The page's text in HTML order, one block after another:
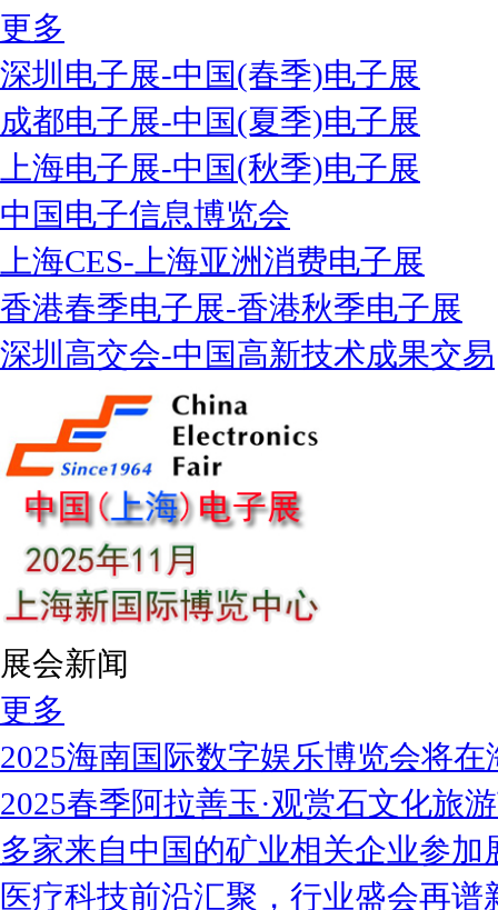
更多
深圳电子展-中国(春季)电子展
成都电子展-中国(夏季)电子展
上海电子展-中国(秋季)电子展
中国电子信息博览会
上海CES-上海亚洲消费电子展
香港春季电子展-香港秋季电子展
深圳高交会-中国高新技术成果交易
展会新闻
更多
2025海南国际数字娱乐博览会将在
2025春季阿拉善玉·观赏石文化旅
多家来自中国的矿业相关企业参加
医疗科技前沿汇聚，行业盛会再谱